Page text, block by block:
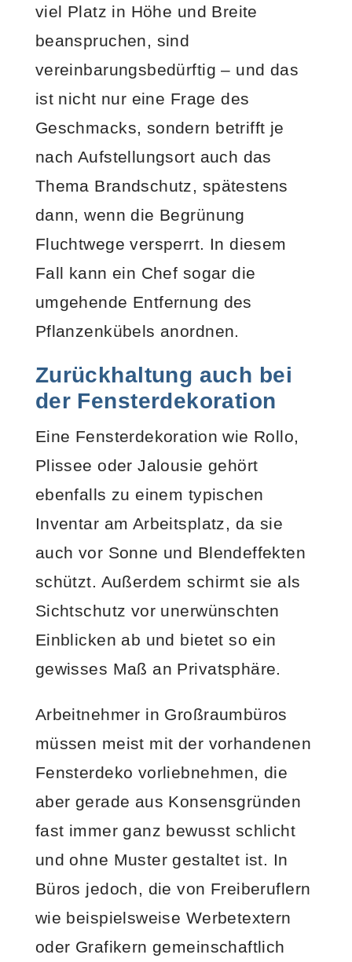
viel Platz in Höhe und Breite
beanspruchen, sind
vereinbarungsbedürftig – und das
ist nicht nur eine Frage des
Geschmacks, sondern betrifft je
nach Aufstellungsort auch das
Thema Brandschutz, spätestens
dann, wenn die Begrünung
Fluchtwege versperrt. In diesem
Fall kann ein Chef sogar die
umgehende Entfernung des
Pflanzenkübels anordnen.
Zurückhaltung auch bei
der Fensterdekoration
Eine Fensterdekoration wie Rollo,
Plissee oder Jalousie gehört
ebenfalls zu einem typischen
Inventar am Arbeitsplatz, da sie
auch vor Sonne und Blendeffekten
schützt. Außerdem schirmt sie als
Sichtschutz vor unerwünschten
Einblicken ab und bietet so ein
gewisses Maß an Privatsphäre.
Arbeitnehmer in Großraumbüros
müssen meist mit der vorhandenen
Fensterdeko vorliebnehmen, die
aber gerade aus Konsensgründen
fast immer ganz bewusst schlicht
und ohne Muster gestaltet ist. In
Büros jedoch, die von Freiberuflern
wie beispielsweise Werbetextern
oder Grafikern gemeinschaftlich